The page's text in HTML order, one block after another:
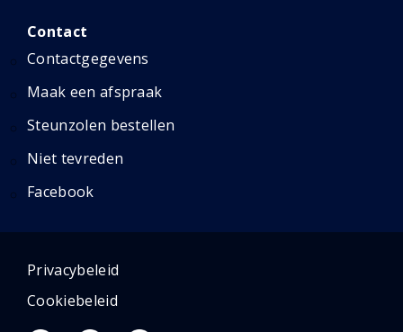
Contact
Contactgegevens
Maak een afspraak
Steunzolen bestellen
Niet tevreden
Facebook
Privacybeleid
Cookiebeleid